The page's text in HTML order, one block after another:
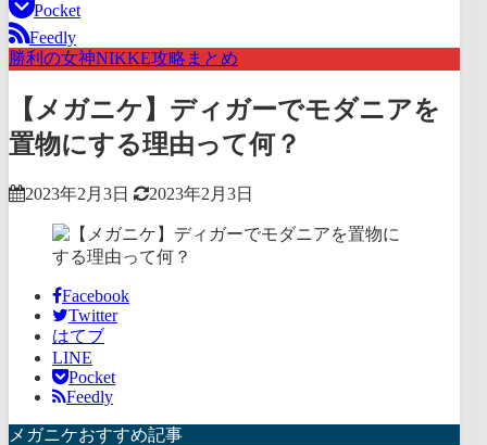
Pocket
Feedly
勝利の女神NIKKE攻略まとめ
【メガニケ】ディガーでモダニアを
置物にする理由って何？
2023年2月3日 2023年2月3日
Facebook
Twitter
はてブ
LINE
Pocket
Feedly
メガニケおすすめ記事